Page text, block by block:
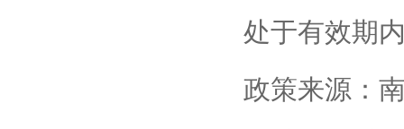
处于有效期
政策来源：